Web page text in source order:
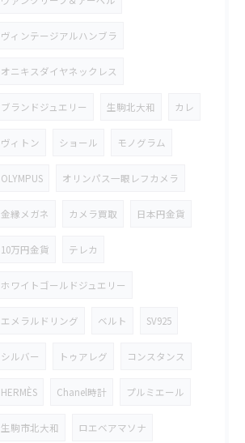
ヴィンテージアルハンブラ
オニキスダイヤネックレス
ブランドジュエリー 生駒北大和 カレ
ヴィトン ショール モノグラム
OLYMPUS オリンパス一眼レフカメラ
金縁メガネ カメラ買取 日本円金貨
10万円金貨 テレカ
ホワイトゴールドジュエリー
エメラルドリング ベルト SV925
シルバー トゥアレグ コンスタンス
HERMÈS Chanel時計 プルミエール
生駒市北大和 ロエベアマソナ